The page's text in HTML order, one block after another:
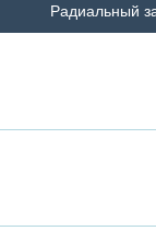
Радиальный